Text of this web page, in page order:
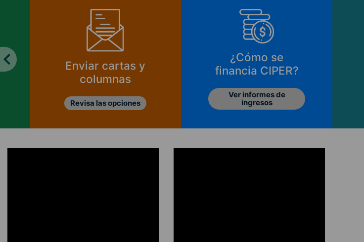
Enviar cartas y
columnas
Revisa las opciones
¿Cómo se
financia CIPER?
Ver informes de
ingresos